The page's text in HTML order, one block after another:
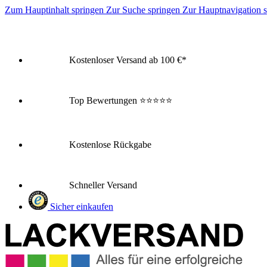
Zum Hauptinhalt springen Zur Suche springen Zur Hauptnavigation
Kostenloser Versand ab 100 €*
Top Bewertungen ⭐⭐⭐⭐⭐
Kostenlose Rückgabe
Schneller Versand
Sicher einkaufen